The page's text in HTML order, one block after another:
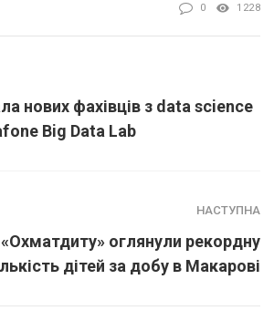
0 1228
нових фахівців з data science
Big Data Lab
НАСТУПНА
«Охматдиту» оглянули рекордну
дітей за добу в Макарові